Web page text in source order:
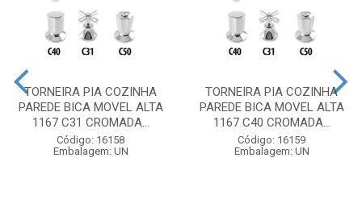
TORNEIRA PIA COZINHA
PAREDE BICA MOVEL ALTA
1167 C31 CROMADA...
Código: 16158
Embalagem: UN
TORNEIRA PIA COZINHA
PAREDE BICA MOVEL ALTA
1167 C40 CROMADA...
Código: 16159
Embalagem: UN